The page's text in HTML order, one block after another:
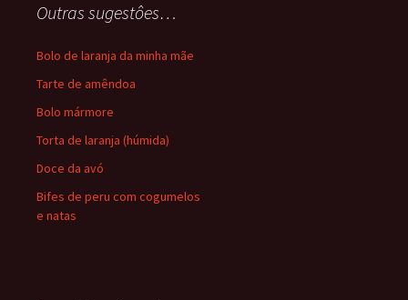
Outras sugestôes…
Bolo de laranja da minha mãe
Tarte de amêndoa
Bolo mármore
Torta de laranja (húmida)
Doce da avó
Bifes de peru com cogumelos
e natas